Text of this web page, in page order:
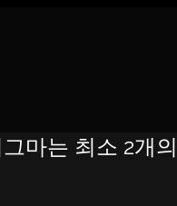
마는 최소 2개